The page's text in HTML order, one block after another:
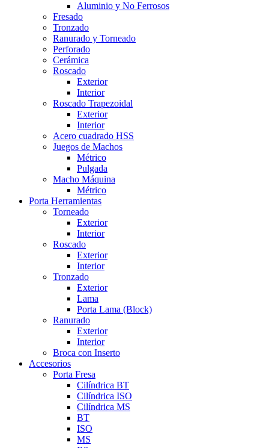
Aluminio y No Ferrosos
Fresado
Tronzado
Ranurado y Torneado
Perforado
Cerámica
Roscado
Exterior
Interior
Roscado Trapezoidal
Exterior
Interior
Acero cuadrado HSS
Juegos de Machos
Métrico
Pulgada
Macho Máquina
Métrico
Porta Herramientas
Torneado
Exterior
Interior
Roscado
Exterior
Interior
Tronzado
Exterior
Lama
Porta Lama (Block)
Ranurado
Exterior
Interior
Broca con Inserto
Accesorios
Porta Fresa
Cilíndrica BT
Cilíndrica ISO
Cilíndrica MS
BT
ISO
MS